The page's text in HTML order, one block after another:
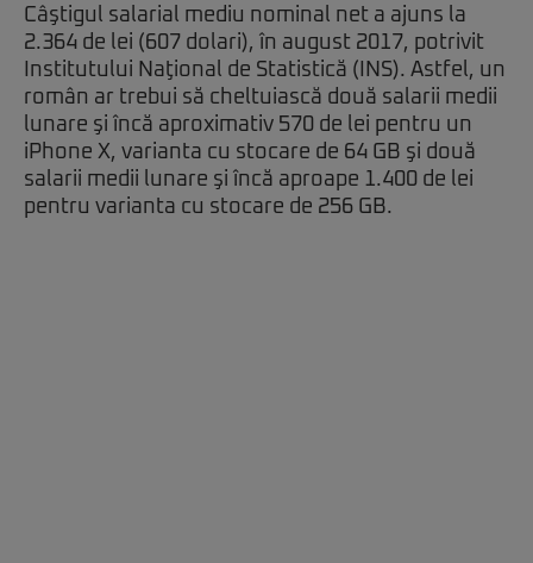
Câştigul salarial mediu nominal net a ajuns la
2.364 de lei (607 dolari), în august 2017, potrivit
Institutului Naţional de Statistică (INS). Astfel, un
român ar trebui să cheltuiască două salarii medii
lunare şi încă aproximativ 570 de lei pentru un
iPhone X, varianta cu stocare de 64 GB şi două
salarii medii lunare şi încă aproape 1.400 de lei
pentru varianta cu stocare de 256 GB.